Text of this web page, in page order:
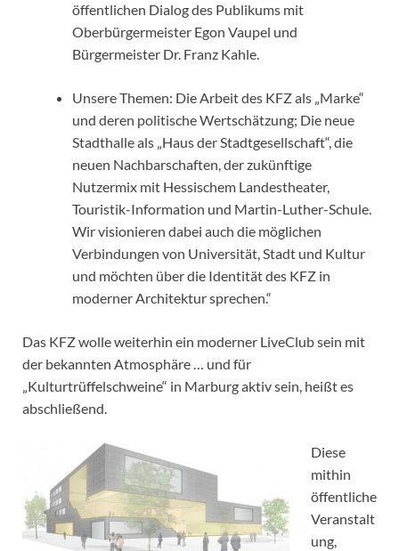
öffentlichen Dialog des Publikums mit
Oberbürgermeister Egon Vaupel und
Bürgermeister Dr. Franz Kahle.
Unsere Themen: Die Arbeit des KFZ als „Marke“
und deren politische Wertschätzung; Die neue
Stadthalle als „Haus der Stadtgesellschaft“, die
neuen Nachbarschaften, der zukünftige
Nutzermix mit Hessischem Landestheater,
Touristik-Information und Martin-Luther-Schule.
Wir visionieren dabei auch die möglichen
Verbindungen von Universität, Stadt und Kultur
und möchten über die Identität des KFZ in
moderner Architektur sprechen.“
Das KFZ wolle weiterhin ein moderner LiveClub sein mit
der bekannten Atmosphäre … und für
„Kulturtrüffelschweine“ in Marburg aktiv sein, heißt es
abschließend.
Diese
mithin
öffentliche
Veranstalt
ung,